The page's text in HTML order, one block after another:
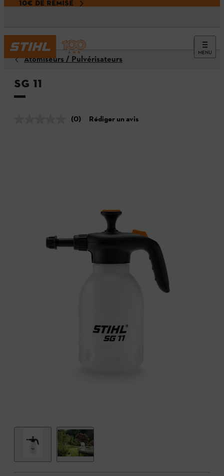
10€ DE REMISE
MENU
Atomiseurs / Pulvérisateurs
SG 11
(0) Rédiger un avis